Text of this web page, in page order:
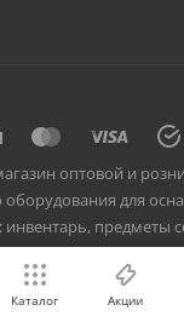
оптовой и
оборудования для
предметы
кафе и
Каталог Акции